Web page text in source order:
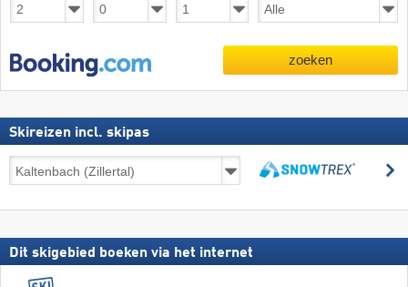
zoeken
Skireizen incl. skipas
Skireizen
incl.
Dit skigebied boeken via het internet